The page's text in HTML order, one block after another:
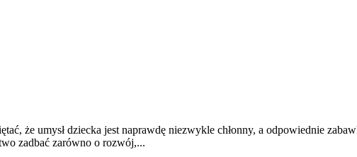
że umysł dziecka jest naprawdę niezwykle chłonny, a odpowiednie
zadbać zarówno o rozwój,...